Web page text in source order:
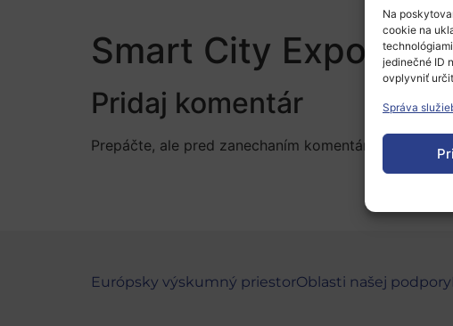
Na
cookie na
jedinečné ID
ovplyvniť
Správa
Smart City Expo
Pridaj komentár
Prepáčte, ale pred zanechaním komentára sa musíte
Európsky výskumný priestorOblasti našej podpory